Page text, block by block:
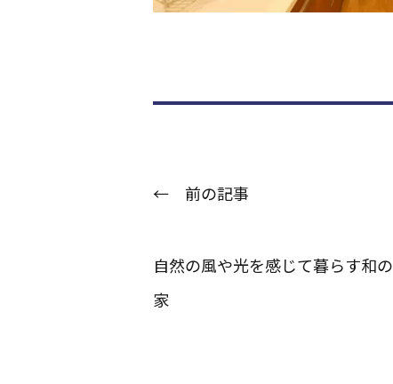
← 前の記事
自然の風や光を感じて暮らす和の
家